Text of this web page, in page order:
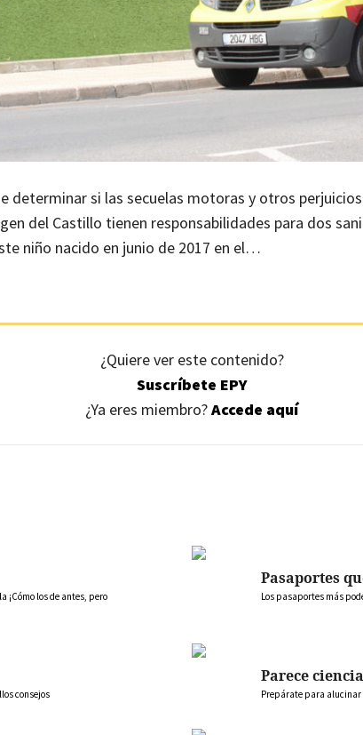
determinar si las secuelas motoras y otros
del Castillo tienen responsabilidades para dos
niño nacido en junio de 2017 en el…
¿Quiere ver este contenido?
Suscríbete EPY
¿Ya eres miembro?Accede aquí
¡Cómo los de antes, pero
Pasaportes
Los pasaportes más
consejos
Parece
Prepárate para